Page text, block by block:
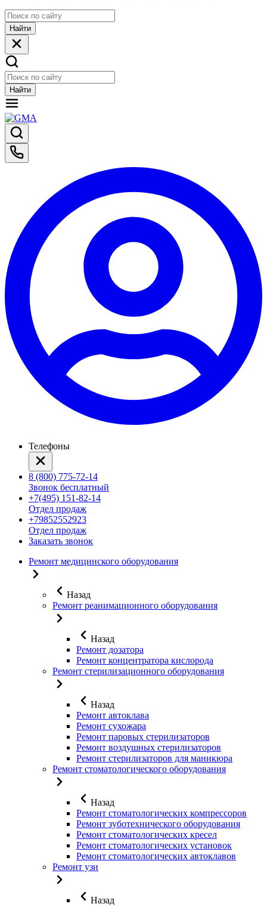
Найти
Найти
Телефоны
8 (800) 775-72-14
Звонок бесплатный
+7(495) 151-82-14
Отдел продаж
+79852552923
Отдел продаж
Заказать звонок
Ремонт медицинского оборудования
Назад
Ремонт реанимационного оборудования
Назад
Ремонт дозатора
Ремонт концентратора кислорода
Ремонт стерилизационного оборудования
Назад
Ремонт автоклава
Ремонт сухожара
Ремонт паровых стерилизаторов
Ремонт воздушных стерилизаторов
Ремонт стерилизаторов для маникюра
Ремонт стоматологического оборудования
Назад
Ремонт стоматологических компрессоров
Ремонт зуботехнического оборудования
Ремонт стоматологических кресел
Ремонт стоматологических установок
Ремонт стоматологических автоклавов
Ремонт узи
Назад